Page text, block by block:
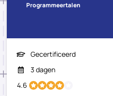
Programmeertalen
Gecertificeerd
3 dagen
4.6